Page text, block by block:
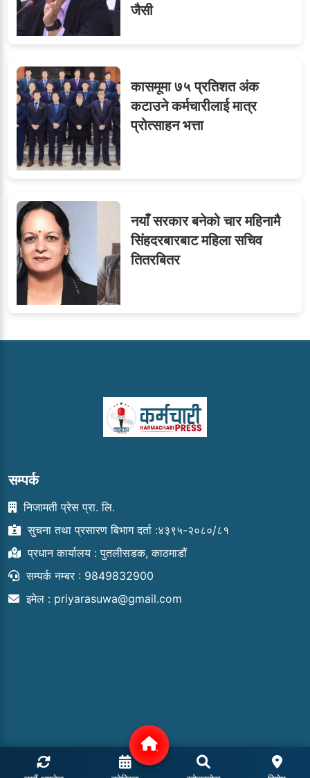
जैसी
कासमूमा ७५ प्रतिशत अंक
कटाउने कर्मचारीलाई मात्र
प्रोत्साहन भत्ता
नयाँ सरकार बनेको चार महिनामै
सिंहदरबारबाट महिला सचिव
तितरबितर
सम्पर्क
निजामती प्रेस प्रा. लि.
सुचना तथा प्रसारण बिभाग दर्ता :४३९५-२०८०/८१
प्रधान कार्यालय : पुतलीसडक, काठमाडौं
सम्पर्क नम्बर : 9849832900
इमेल : priyarasuwa@gmail.com